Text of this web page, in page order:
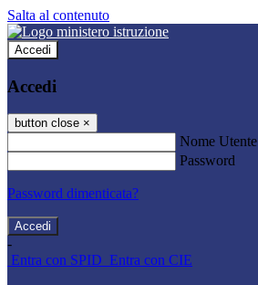
Salta al contenuto
Accedi
Accedi
button close ×
Nome Utente
Password
Password dimenticata?
-
Entra con SPID Entra con CIE